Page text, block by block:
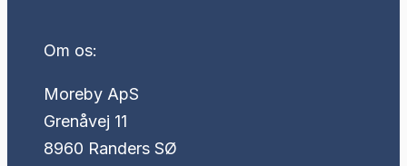
Om os:
Moreby ApS
Grenåvej 11
8960 Randers SØ